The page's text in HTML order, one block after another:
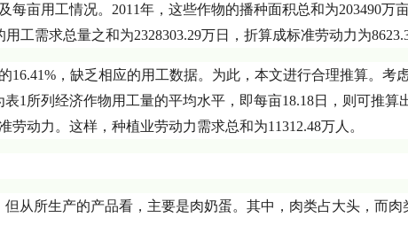
每亩用工情况。2011年，这些作物的播种面积总和为203490万
工需求总量之和为2328303.29万日，折算成标准劳动力为
16.41%，缺乏相应的用工数据。为此，本文进行合理推算。考
1所列经济作物用工量的平均水平，即每亩18.18日，则可推算
劳动力。这样，种植业劳动力需求总和为11312.48万人。
从所生产的产品看，主要是肉奶蛋。其中，肉类占大头，而肉